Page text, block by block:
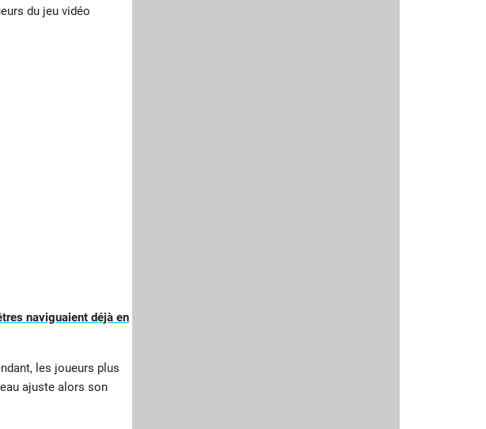
du jeu vidéo
naviguaient déjà en
les joueurs plus
ajuste alors son